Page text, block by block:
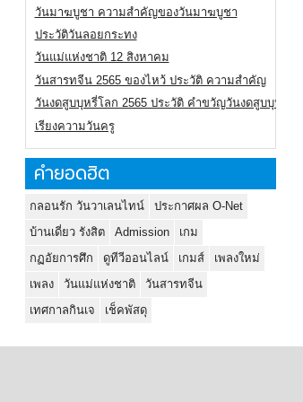
วันมาฆบูชา ความสำคัญของวันมาฆบูชา
ประวัติวันลอยกระทง
วันแม่แห่งชาติ 12 สิงหาคม
วันสารทจีน 2565 ของไหว้ ประวัติ ความสำคัญ
วันงดสูบบุหรี่โลก 2565 ประวัติ คำขวัญวันงดสูบบุหรี่โลก
เรียงความวันครู
คำยอดฮิต
กลอนรัก วันวาเลนไทน์
ประกาศผล O-Net
บ้านเดี่ยว รังสิต
Admission
เกม
กฏอัยการศึก
ดูทีวีออนไลน์ เกมส์
เพลงใหม่
เพลง
วันแม่แห่งชาติ
วันสารทจีน
เทศกาลกินเจ
เช็คพัสดุ